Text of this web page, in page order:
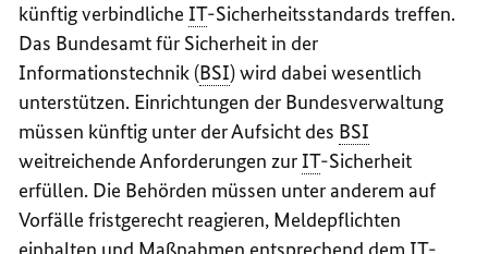
künftig verbindlicheIT-Sicherheitsstandards treffen.
Das Bundesamt für Sicherheit in der
Informationstechnik (BSI) wird dabei wesentlich
unterstützen. Einrichtungen der Bundesverwaltung
müssen künftig unter der Aufsicht des BSI
weitreichende Anforderungen zurIT-Sicherheit
erfüllen. Die Behörden müssen unter anderem auf
Vorfälle fristgerecht reagieren, Meldepflichten